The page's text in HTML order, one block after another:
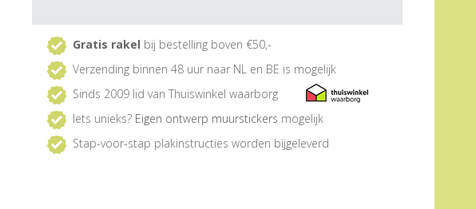
Gratis rakel bij bestelling boven €50,-
Verzending binnen 48 uur naar NL en BE is mogelijk
Sinds 2009 lid van Thuiswinkel waarborg
Iets unieks? Eigen ontwerp muurstickers mogelijk
Stap-voor-stap plakinstructies worden bijgeleverd